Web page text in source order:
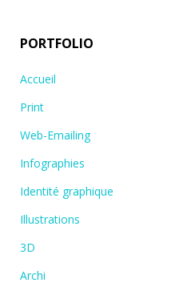
PORTFOLIO
Accueil
Print
Web-Emailing
Infographies
Identité graphique
Illustrations
3D
Archi